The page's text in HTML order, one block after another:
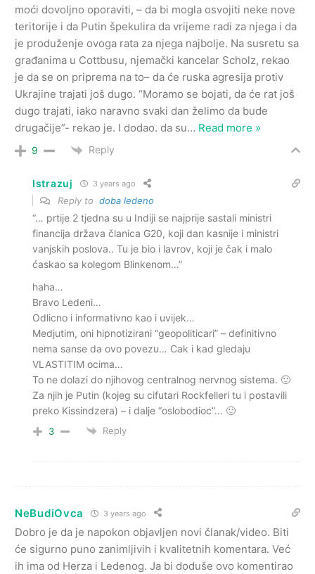
moći dovoljno oporaviti, – da bi mogla osvojiti neke nove
teritorije i da Putin špekulira da vrijeme radi za njega i da
je produženje ovoga rata za njega najbolje. Na susretu sa
građanima u Cottbusu, njemački kancelar Scholz, rekao
je da se on priprema na to– da će ruska agresija protiv
Ukrajine trajati još dugo. “Moramo se bojati, da će rat još
dugo trajati, iako naravno svaki dan želimo da bude
drugačije”- rekao je. I dodao. da su… Read more »
9 Reply
Istrazuj 3 years ago
Reply to doba ledeno
“… prtije 2 tjedna su u Indiji se najprije sastali ministri
financija država članica G20, koji dan kasnije i ministri
vanjskih poslova.. Tu je bio i lavrov, koji je čak i malo
ćaskao sa kolegom Blinkenom…”
haha…
Bravo Ledeni…
Odlicno i informativno kao i uvijek…
Medjutim, oni hipnotizirani “geopoliticari” – definitivno
nema sanse da ovo povezu… Cak i kad gledaju
VLASTITIM ocima…
To ne dolazi do njihovog centralnog nervnog sistema. 🙂
Za njih je Putin (kojeg su cifutari Rockfelleri tu i postavili
preko Kissindzera) – i dalje “oslobodioc”… 🙂
3 Reply
NeBudiOvca 3 years ago
Dobro je da je napokon objavljen novi članak/video. Biti
će sigurno puno zanimljivih i kvalitetnih komentara. Već
ih ima od Herza i Ledenog. Ja bi doduše ovo komentirao